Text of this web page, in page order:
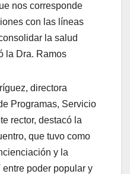
nos corresponde
con las líneas
la salud
la Dra. Ramos
directora
Programas, Servicio
rector, destacó la
que tuvo como
y la
poder popular y